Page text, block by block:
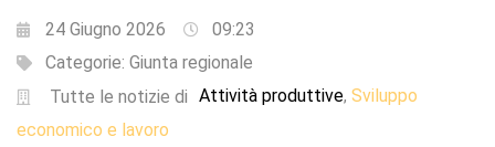
24 Giugno 2026
09:23
Categorie: Giunta regionale
Tutte le notizie di Attività produttive, Sviluppo
economico e lavoro